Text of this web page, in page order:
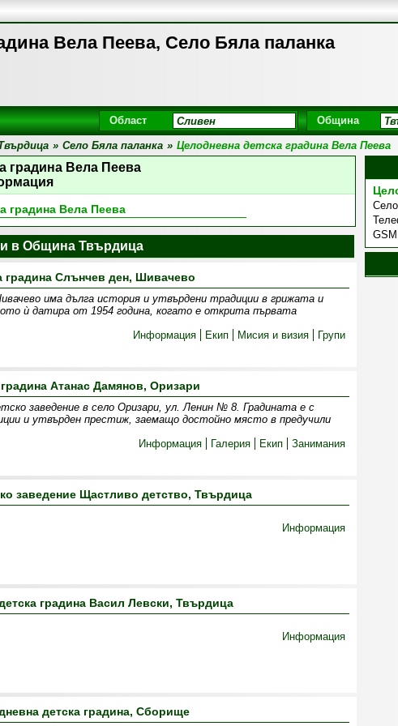
Вела Пеева, Село Бяла паланка
Област Община
» Село Бяла паланка » Целодневна детска градина Вела Пеева
градина Вела Пеева
градина Вела Пеева Село
в Община Твърдица
градина Слънчев ден, Шивачево
има дълга история и утвърдени традиции в грижата и
ѝ датира от 1954 година, когато е открита първата
Информация
Екип Мисия и визия Групи
Атанас Дамянов, Оризари
заведение в село Оризари, ул. Ленин № 8. Градината е с
и утвърден престиж, заемащо достойно място в предучили
Информация
Галерия Екип Занимания
заведение Щастливо детство, Твърдица
Информация
градина Васил Левски, Твърдица
Информация
детска градина, Сборище